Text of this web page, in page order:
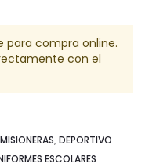
para compra online.
con el
, DEPORTIVO
ESCOLARES